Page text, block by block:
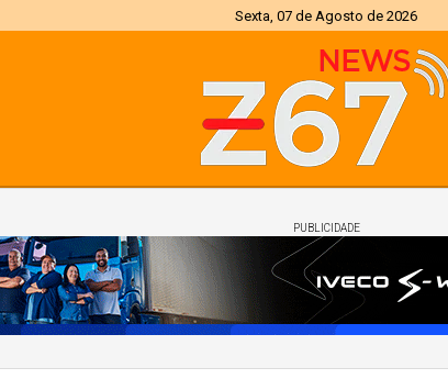
Sexta, 07 de Agosto de 2026
PUBLICIDADE